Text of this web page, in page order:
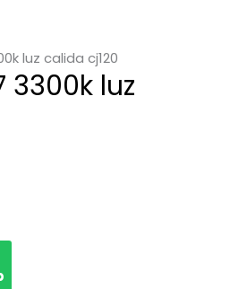
luz calida cj120
luz